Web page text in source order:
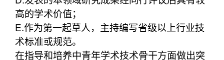
高的学术价值；
E.作为第一起草人，主持编写省级以上行业技
术标准或规范。
在指导和培养中青年学术技术骨干方面做出突